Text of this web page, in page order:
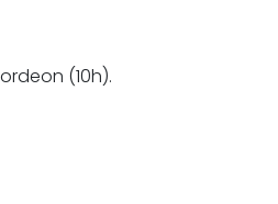
(10h).